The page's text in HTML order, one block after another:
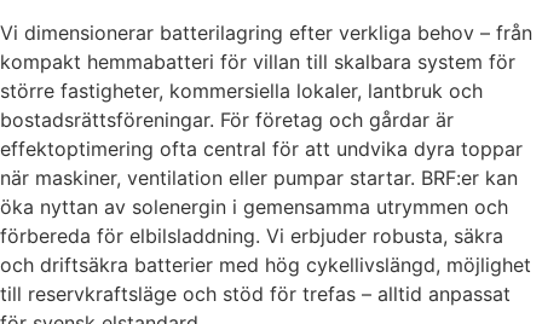
Vi dimensionerar batterilagring efter verkliga behov – från
kompakt hemmabatteri för villan till skalbara system för
större fastigheter, kommersiella lokaler, lantbruk och
bostadsrättsföreningar. För företag och gårdar är
effektoptimering ofta central för att undvika dyra toppar
när maskiner, ventilation eller pumpar startar. BRF:er kan
öka nyttan av solenergin i gemensamma utrymmen och
förbereda för elbilsladdning. Vi erbjuder robusta, säkra
och driftsäkra batterier med hög cykellivslängd, möjlighet
till reservkraftsläge och stöd för trefas – alltid anpassat